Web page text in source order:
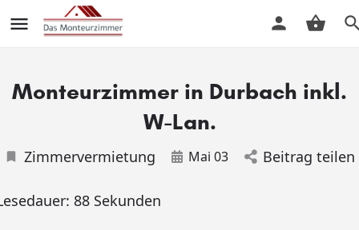
Monteurzimmer in Durbach inkl.
W-Lan.
Zimmervermietung Mai 03 Beitrag teilen
88 Sekunden